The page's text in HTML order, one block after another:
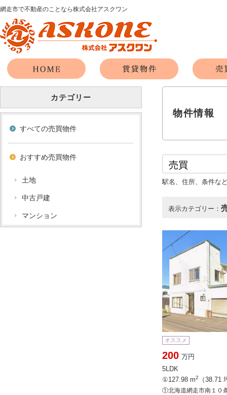
網走市で不動産のことなら株式会社アスクワン
物件情報
駅名、住所、条件な
表示カテゴリー：
オススメ
200 万円
5LDK
①127.98 m2 （38.71
①北海道網走市南１０
カテゴリー
すべての売買物件
おすすめ売買物件
土地
中古戸建
マンション